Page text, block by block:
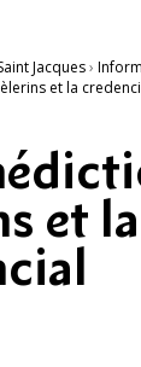
Jacques›
et la
et la